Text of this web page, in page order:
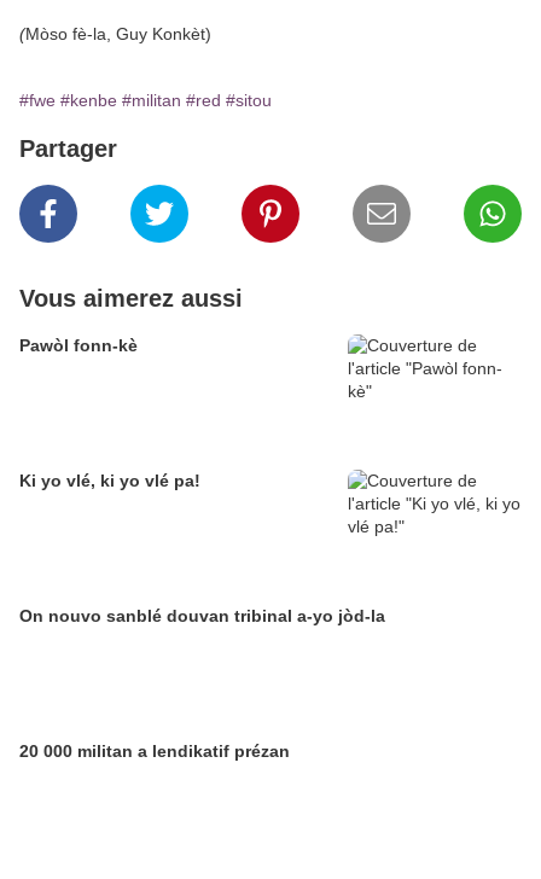
(Mòso fè-la, Guy Konkèt)
#fwe #kenbe #militan #red #sitou
Partager
Vous aimerez aussi
Pawòl fonn-kè
Ki yo vlé, ki yo vlé pa!
On nouvo sanblé douvan tribinal a-yo jòd-la
20 000 militan a lendikatif prézan